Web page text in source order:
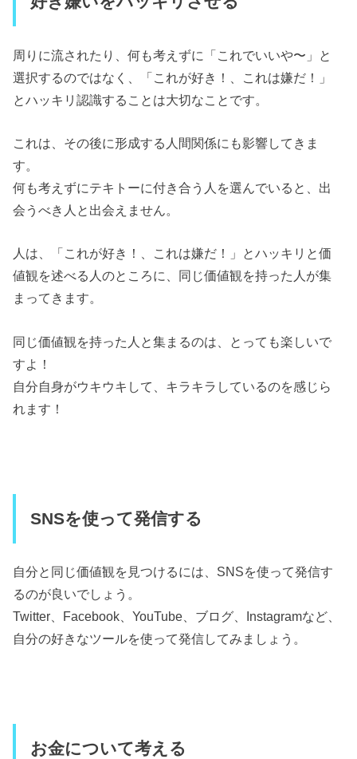
周りに流されたり、何も考えずに「これでいいや〜」と
選択するのではなく、「これが好き！、これは嫌だ！」
とハッキリ認識することは大切なことです。
これは、その後に形成する人間関係にも影響してきま
す。
何も考えずにテキトーに付き合う人を選んでいると、出
会うべき人と出会えません。
人は、「これが好き！、これは嫌だ！」とハッキリと価
値観を述べる人のところに、同じ価値観を持った人が集
まってきます。
同じ価値観を持った人と集まるのは、とっても楽しいで
すよ！
自分自身がウキウキして、キラキラしているのを感じら
れます！
SNSを使って発信する
自分と同じ価値観を見つけるには、SNSを使って発信す
るのが良いでしょう。
Twitter、Facebook、YouTube、ブログ、Instagramなど、
自分の好きなツールを使って発信してみましょう。
お金について考える